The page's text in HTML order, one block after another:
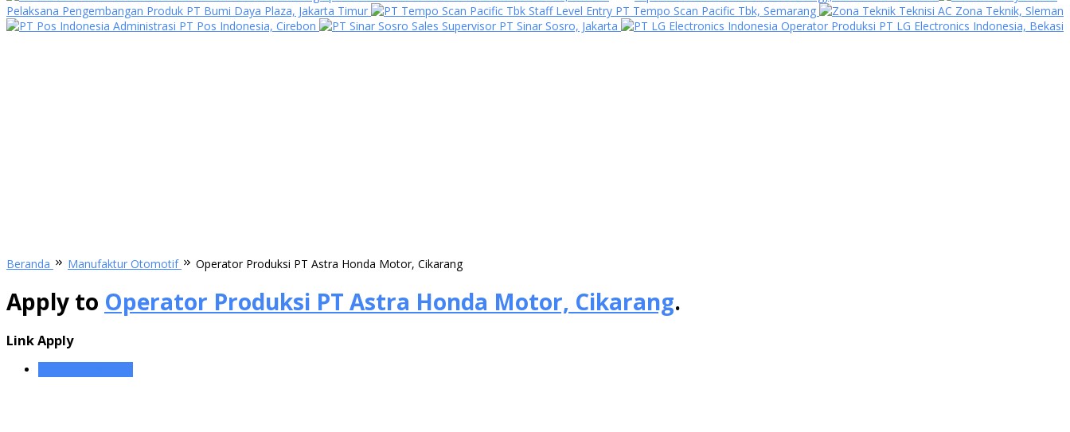
Pelaksana Pengembangan Produk PT Bumi Daya Plaza, Jakarta Timur
Staff Level Entry PT Tempo Scan Pacific Tbk, Semarang
Teknisi AC Zona Teknik, Sleman
Administrasi PT Pos Indonesia, Cirebon
Sales Supervisor PT Sinar Sosro, Jakarta Operator Produksi PT LG Electronics Indonesia, Bekasi
Beranda Manufaktur Otomotif Operator Produksi PT Astra Honda Motor, Cikarang
Apply to Operator Produksi PT Astra Honda Motor, Cikarang.
Link Apply